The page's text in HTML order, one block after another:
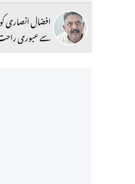
افضال انصاری کو
سے عبوری